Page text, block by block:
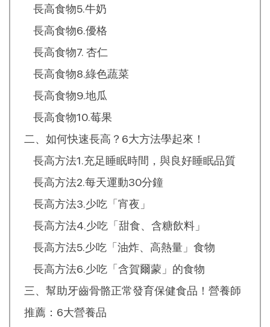
長高食物5.牛奶
長高食物6.優格
長高食物7. 杏仁
長高食物8.綠色蔬菜
長高食物9.地瓜
長高食物10.莓果
二、如何快速長高？6大方法學起來！
長高方法1.充足睡眠時間，與良好睡眠品質
長高方法2.每天運動30分鐘
長高方法3.少吃「宵夜」
長高方法4.少吃「甜食、含糖飲料」
長高方法5.少吃「油炸、高熱量」食物
長高方法6.少吃「含賀爾蒙」的食物
三、幫助牙齒骨骼正常發育保健食品！營養師
推薦：6大營養品